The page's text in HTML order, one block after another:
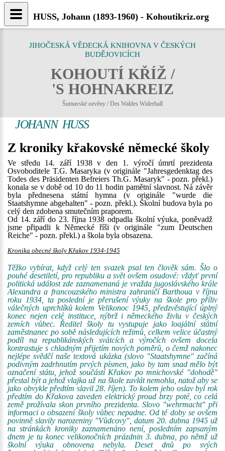
JIHOČESKÁ VĚDECKÁ KNIHOVNA V ČESKÝCH
BUDĚJOVICÍCH
KOHOUTÍ KŘÍŽ /
'S HOHNAKREIZ
Šumavské ozvěny / Des Waldes Widerhall
JOHANN HUSS
Z kroniky křakovské německé školy
Ve středu 14. září 1938 v den 1. výročí úmrtí prezidenta
Osvoboditele T.G. Masaryka (v originále "Jahresgedenktag des
Todes des Präsidenten Befreiers Th.G. Masaryk" - pozn. překl.)
konala se v době od 10 do 11 hodin pamětní slavnost. Ná závěr
byla přednesena státní hymna (v originále "wurde die
Staatshymne abgehalten" - pozn. překl.). Školní budova byla po
celý den zdobena smutečním praporem.
Od 14. září do 23. října 1938 odpadla školní výuka, poněvadž
jsme připadli k Německé říši (v originále "zum Deutschen
Reiche" - pozn. překl.) a škola byla obsazena.
Kronika obecné školy Křakov 1934-1945
Těžko vybírat, když celý ten svazek psal ten člověk sám. Šlo o
pouhé desetiletí, pro republiku a svět ovšem osudové: vždyť první
politická událost zde zaznamenaná je vražda jugoslávského krále
Alexandra a francouzského ministra zahraničí Barthoua v říjnu
roku 1934, ta poslední je přerušení výuky na škole pro příliv
válečných uprchlíků kolem Velikonoc 1945, předzvěstující úplný
konec nejen celé instituce, nýbrž i německého živlu v českých
zemích vůbec. Ředitel školy tu vystupuje jako loajální státní
zaměstnanec po sobě následujících režimů, celkem velice účastný
podíl na republikánských svátcích a výročích ovšem docela
kontrastuje s chladným přijetím nových poměrů, o čemž nakonec
nejlépe svědčí naše textová ukázka (slovo "Staatshymne" začíná
podivným zadrhnutím prvých písmen, jako by tam snad mělo být
označení státu, jehož součástí Křakov po mnichovské "dohodě"
přestal být a jehož vlajka už na škole zavlát nemohla, natož aby se
jako obvykle předtím slavil 28. říjen). To kolem jeho oslav byl rok
předtím do Křakova zaveden elektrický proud brzy poté, co celá
země prožívala skon prvního prezidenta. Slovo "wehrmacht" při
informaci o obsazení školy vůbec nepadne. Od té doby se ovšem
povinně slavily narozeniny "Vůdcovy", datum 20. dubna 1945 už
na stránkách kroniky zaznamenáno není, posledním zapsaným
dnem je tu konec velikonočních prázdnin 3. dubna, po němž už
školní výuka obnovena nebyla. Deset dnů po svých
HUSS, Johann (1893-1960) - Kohoutikriz.org